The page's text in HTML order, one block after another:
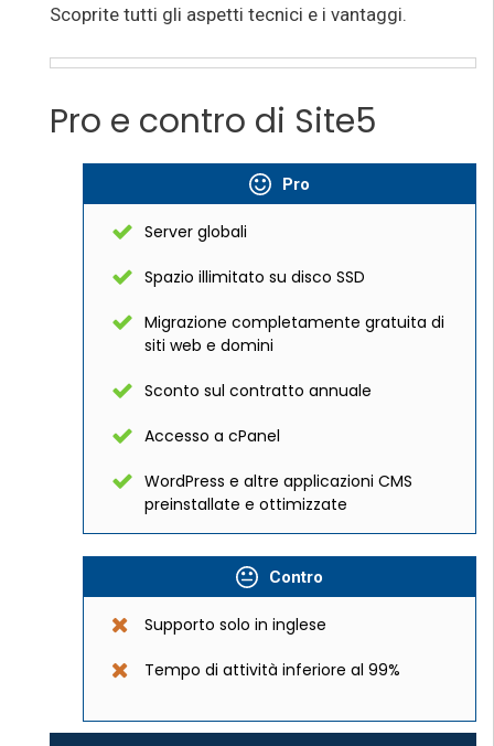
Scoprite tutti gli aspetti tecnici e i vantaggi.
Pro e contro di Site5
Pro
Server globali
Spazio illimitato su disco SSD
Migrazione completamente gratuita di
siti web e domini
Sconto sul contratto annuale
Accesso a cPanel
WordPress e altre applicazioni CMS
preinstallate e ottimizzate
Contro
Supporto solo in inglese
Tempo di attività inferiore al 99%